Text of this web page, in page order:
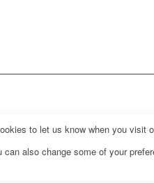
to let us know when you
also change some of your